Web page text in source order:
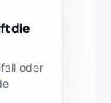
die
oder